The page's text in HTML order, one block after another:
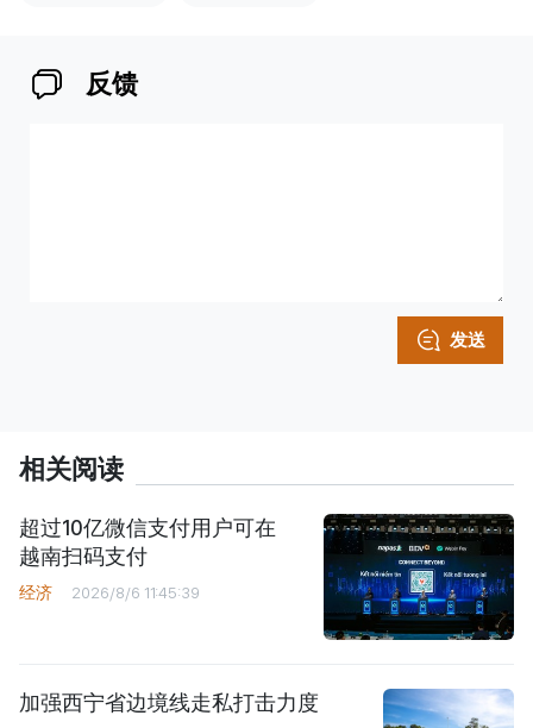
反馈
发送
相关阅读
超过10亿微信支付用户可在
越南扫码支付
经济 2026/8/6 11:45:39
加强西宁省边境线走私打击力度